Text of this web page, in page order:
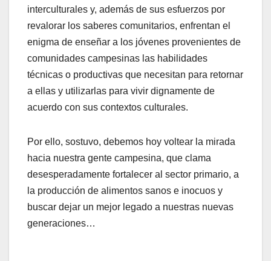
interculturales y, además de sus esfuerzos por
revalorar los saberes comunitarios, enfrentan el
enigma de enseñar a los jóvenes provenientes de
comunidades campesinas las habilidades
técnicas o productivas que necesitan para retornar
a ellas y utilizarlas para vivir dignamente de
acuerdo con sus contextos culturales.
Por ello, sostuvo, debemos hoy voltear la mirada
hacia nuestra gente campesina, que clama
desesperadamente fortalecer al sector primario, a
la producción de alimentos sanos e inocuos y
buscar dejar un mejor legado a nuestras nuevas
generaciones…